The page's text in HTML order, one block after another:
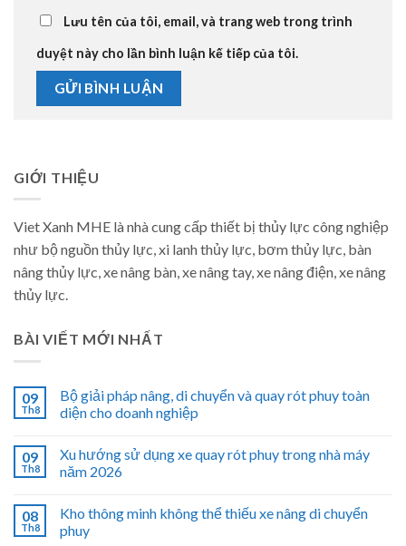
Lưu tên của tôi, email, và trang web trong trình
duyệt này cho lần bình luận kế tiếp của tôi.
GIỚI THIỆU
Viet Xanh MHE là nhà cung cấp thiết bị thủy lực công nghiệp
như bộ nguồn thủy lực, xi lanh thủy lực, bơm thủy lực, bàn
nâng thủy lực, xe nâng bàn, xe nâng tay, xe nâng điện, xe nâng
thủy lực.
BÀI VIẾT MỚI NHẤT
09
Th8
Bộ giải pháp nâng, di chuyển và quay rót phuy toàn
diện cho doanh nghiệp
09
Th8
Xu hướng sử dụng xe quay rót phuy trong nhà máy
năm 2026
08
Th8
Kho thông minh không thể thiếu xe nâng di chuyển
phuy